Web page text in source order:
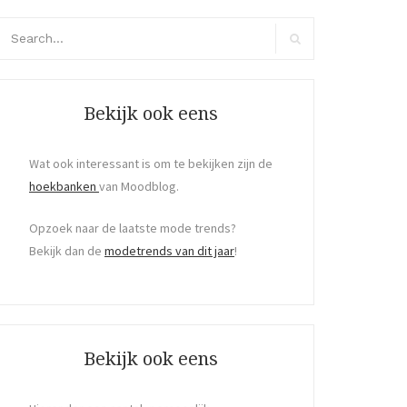
Bekijk ook eens
Wat ook interessant is om te bekijken zijn de
hoekbanken van Moodblog.
Opzoek naar de laatste mode trends?
Bekijk dan de modetrends van dit jaar!
Bekijk ook eens